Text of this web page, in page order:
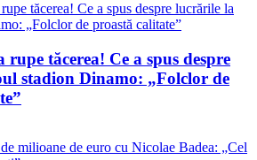
rupe tăcerea! Ce a spus despre
stadion Dinamo: „Folclor de